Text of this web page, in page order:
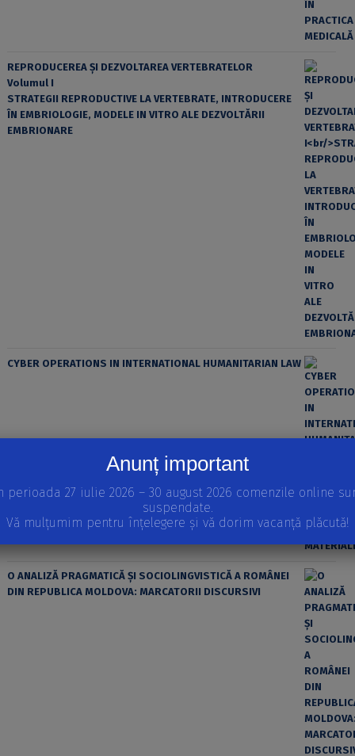
REPRODUCEREA ȘI DEZVOLTAREA VERTEBRATELOR
Volumul I
STRATEGII REPRODUCTIVE LA VERTEBRATE, INTRODUCERE
ÎN EMBRIOLOGIE, MODELE IN VITRO ALE DEZVOLTĂRII
EMBRIONARE
CYBER OPERATIONS IN INTERNATIONAL HUMANITARIAN LAW
ȘTIINȚA MODERNĂ ȘI MATERIALISMUL
O ANALIZĂ PRAGMATICĂ ȘI SOCIOLINGVISTICĂ A ROMÂNEI
DIN REPUBLICA MOLDOVA: MARCATORII DISCURSIVI
Anunț important
perioada 27 iulie 2026 – 30 august 2026 comenzile online
suspendate.
Vă mulțumim pentru înțelegere și vă dorim vacanță plăcută!